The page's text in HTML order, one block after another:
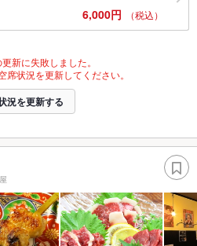
6,000円 （税込）
新に失敗しました。
状況を更新してください。
況を更新する